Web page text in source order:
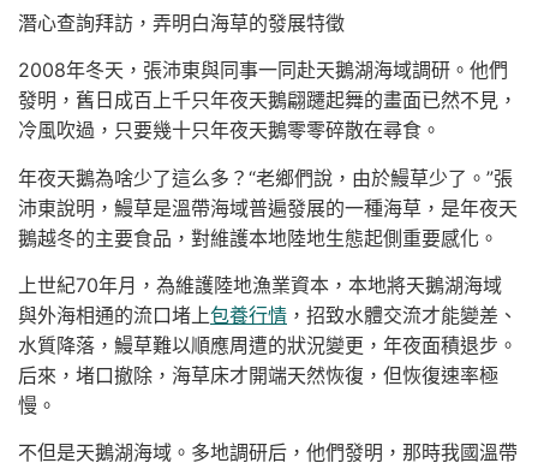
潛心查詢拜訪，弄明白海草的發展特徵
2008年冬天，張沛東與同事一同赴天鵝湖海域調研。他們
發明，舊日成百上千只年夜天鵝翩躚起舞的畫面已然不見，
冷風吹過，只要幾十只年夜天鵝零零碎散在尋食。
年夜天鵝為啥少了這么多？“老鄉們說，由於鰻草少了。”張
沛東說明，鰻草是溫帶海域普遍發展的一種海草，是年夜天
鵝越冬的主要食品，對維護本地陸地生態起側重要感化。
上世紀70年月，為維護陸地漁業資本，本地將天鵝湖海域
與外海相通的流口堵上包養行情 ，招致水體交流才能變差、
水質降落，鰻草難以順應周遭的狀況變更，年夜面積退步。
后來，堵口撤除，海草床才開端天然恢復，但恢復速率極
慢。
不但是天鵝湖海域。多地調研后，他們發明，那時我國溫帶